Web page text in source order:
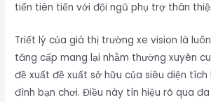
tiến tiên tiến với đội ngũ phụ trợ thân
Triết lý của giá thị trường xe vision là
tăng cấp mang lại nhằm thường xuyên
đề xuất đề xuất sở hữu của siêu diện
đình bạn chơi. Điều này tín hiệu rõ qua